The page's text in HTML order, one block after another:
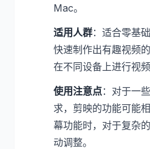
Mac。
适用人群：适合零基
快速制作出有趣视频
在不同设备上进行视
使用注意点：对于一
求，剪映的功能可能
幕功能时，对于复杂
动调整。